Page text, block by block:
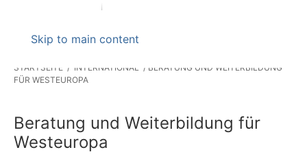
Skip to main content
STARTSEITE INTERNATIONAL
BERATUNG UND WEITERBILDUNG
FÜR WESTEUROPA
Beratung und Weiterbildung für
Westeuropa